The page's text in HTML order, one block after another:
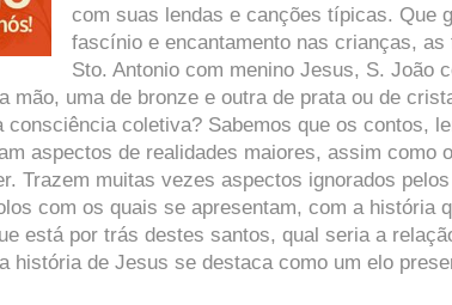
com suas lendas e canções típicas. Que
fascínio e encantamento nas crianças,
Sto. Antonio com menino Jesus, S. João
mão, uma de bronze e outra de prata ou de
coletiva? Sabemos que os contos,
aspectos de realidades maiores, assim como
Trazem muitas vezes aspectos ignorados
com os quais se apresentam, com a história
está por trás destes santos, qual seria a
história de Jesus se destaca como um elo